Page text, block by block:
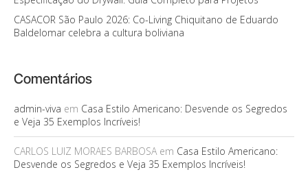
CASACOR São Paulo 2026: Co-Living Chiquitano de Eduardo
Baldelomar celebra a cultura boliviana
Comentários
admin-viva em Casa Estilo Americano: Desvende os Segredos
e Veja 35 Exemplos Incríveis!
CARLOS LUIZ MORAES BARBOSAem Casa Estilo Americano:
Desvende os Segredos e Veja 35 Exemplos Incríveis!